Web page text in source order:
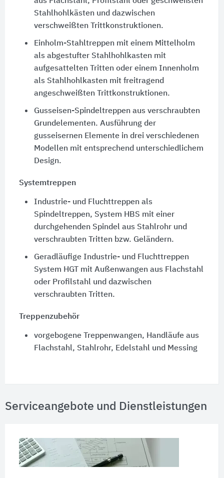
Stahlhohlkästen und dazwischen
verschweißten Trittkonstruktionen.
Einholm-Stahltreppen mit einem Mittelholm
als abgestufter Stahlhohlkasten mit
aufgesattelten Tritten oder einem Innenholm
als Stahlhohlkasten mit freitragend
angeschweißten Trittkonstruktionen.
Gusseisen-Spindeltreppen aus verschraubten
Grundelementen. Ausführung der
gusseisernen Elemente in drei verschiedenen
Modellen mit entsprechend unterschiedlichem
Design.
Systemtreppen
Industrie- und Fluchttreppen als
Spindeltreppen, System HBS mit einer
durchgehenden Spindel aus Stahlrohr und
verschraubten Tritten bzw. Geländern.
Geradläufige Industrie- und Fluchttreppen
System HGT
mit Außenwangen aus Flachstahl
oder Profilstahl und dazwischen
verschraubten Tritten.
Treppenzubehör
vorgebogene Treppenwangen, Handläufe aus
Flachstahl, Stahlrohr, Edelstahl und Messing
Serviceangebote und Dienstleistungen